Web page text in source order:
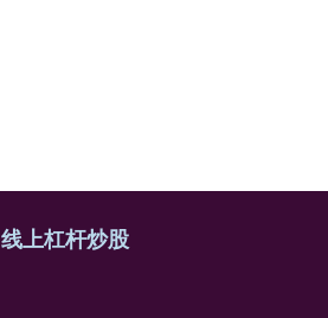
线上杠杆炒股